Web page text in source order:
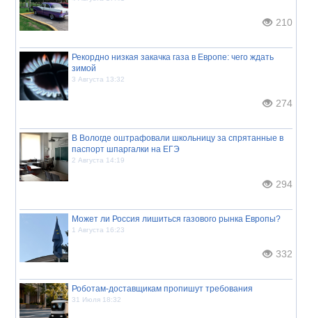
210
Рекордно низкая закачка газа в Европе: чего ждать
зимой
3 Августа 13:32
274
В Вологде оштрафовали школьницу за спрятанные в
паспорт шпаргалки на ЕГЭ
2 Августа 14:19
294
Может ли Россия лишиться газового рынка Европы?
1 Августа 16:23
332
Роботам-доставщикам пропишут требования
31 Июля 18:32